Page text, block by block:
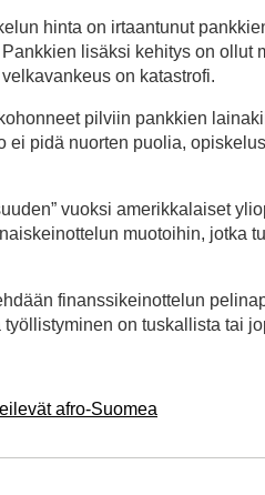
hinta on irtaantunut
lisäksi kehitys on
on katastrofi.
pilviin pankkien
ei pidä nuorten puolia,
vuoksi amerikkalaiset
muotoihin, jotka
finanssikeinottelun
on tuskallista tai
afro-Suomea